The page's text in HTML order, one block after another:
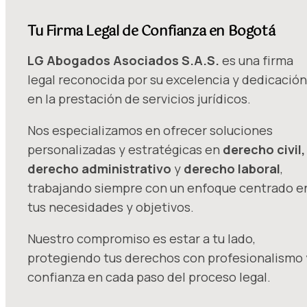
Tu Firma Legal de Confianza en Bogotá
LG Abogados Asociados S.A.S. es una firma
legal reconocida por su excelencia y dedicación
en la prestación de servicios jurídicos.
Nos especializamos en ofrecer soluciones
personalizadas y estratégicas en derecho civil,
derecho administrativo y derecho laboral,
trabajando siempre con un enfoque centrado
tus necesidades y objetivos.
Nuestro compromiso es estar a tu lado,
protegiendo tus derechos con profesionalismo
confianza en cada paso del proceso legal.